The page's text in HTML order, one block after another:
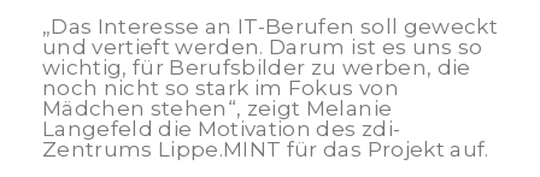
„Das Interesse an IT-Berufen soll geweckt
und vertieft werden. Darum ist es uns so
wichtig, für Berufsbilder zu werben, die
noch nicht so stark im Fokus von
Mädchen stehen“, zeigt Melanie
Langefeld die Motivation des zdi-
Zentrums Lippe.MINT für das Projekt auf.